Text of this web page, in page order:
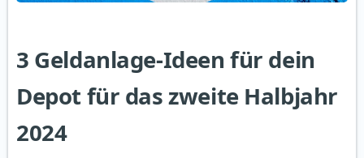
3 Geldanlage-Ideen für dein
Depot für das zweite Halbjahr
2024